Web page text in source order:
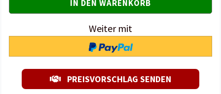
Weiter mit
PREISVORSCHLAG SENDEN